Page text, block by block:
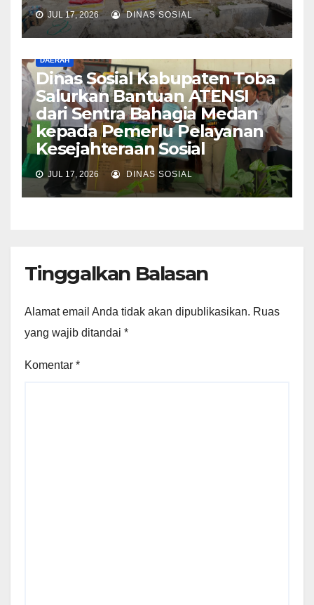
JUL 17, 2026 DINAS SOSIAL
DAERAH
Dinas Sosial Kabupaten Toba
Salurkan Bantuan ATENSI
dari Sentra Bahagia Medan
kepada Pemerlu Pelayanan
Kesejahteraan Sosial
JUL 17, 2026 DINAS SOSIAL
Tinggalkan Balasan
Alamat email Anda tidak akan dipublikasikan. Ruas
yang wajib ditandai *
Komentar *